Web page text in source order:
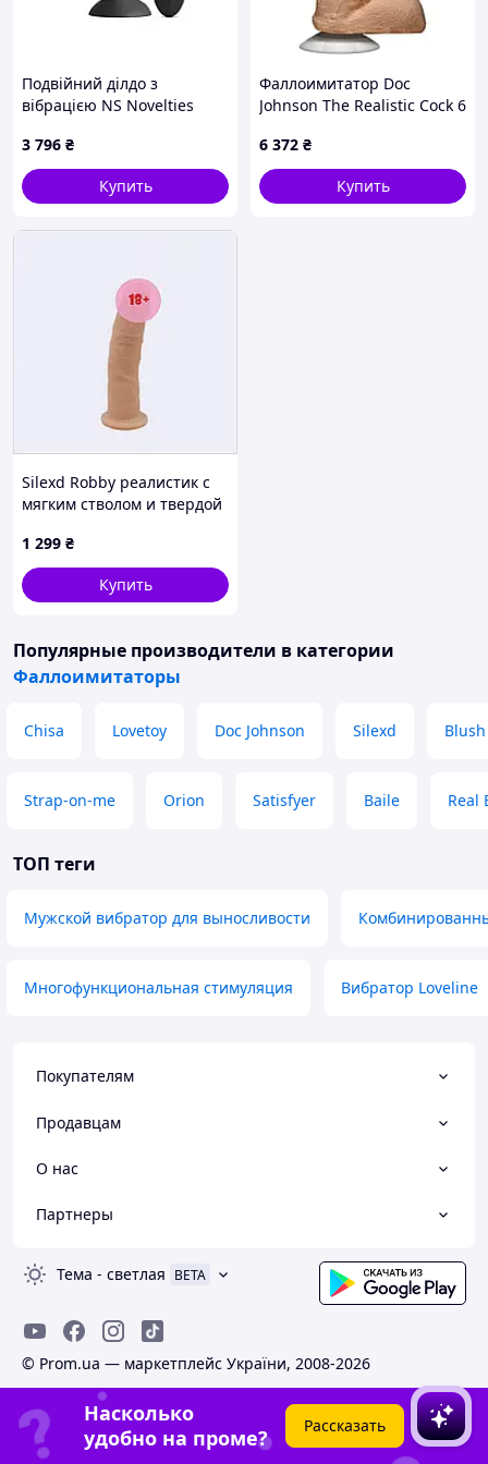
Подвійний ділдо з
вібрацією NS Novelties
3 796 ₴
Купить
Фаллоимитатор Doc
Johnson The Realistic Cock 6
Vack-U-Lock
6 372 ₴
Купить
Silexd Robby реалистик с
мягким стволом и твердой
1 299 ₴
Купить
Популярные производители в категории
Фаллоимитаторы
Chisa Lovetoy Doc Johnson Silexd Blush
Strap-on-me Orion Satisfyer Baile Real
ТОП теги
Мужской вибратор для выносливости
Многофункциональная стимуляция Вибратор Loveline
Покупателям
Продавцам
О нас
Партнеры
Тема - светлая BETA
© Prom.ua — маркетплейс України, 2008-2026
Насколько
удобно на проме?
Рассказать